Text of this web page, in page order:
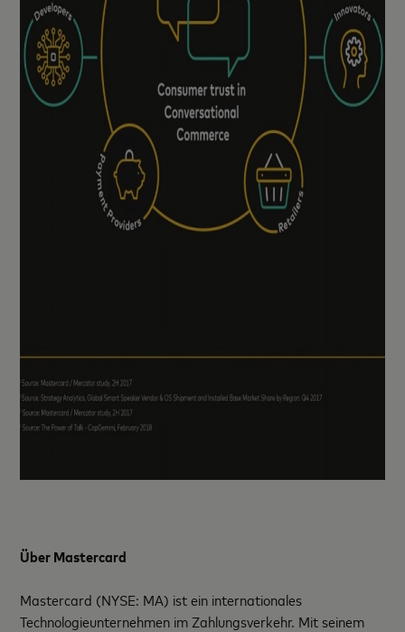
Über Mastercard
Mastercard (NYSE: MA) ist ein internationales
Technologieunternehmen im Zahlungsverkehr. Mit seinem